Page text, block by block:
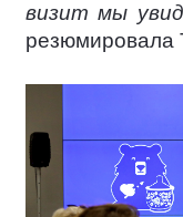
визит мы
резюмировала